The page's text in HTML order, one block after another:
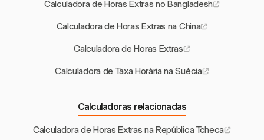
Calculadora de Horas Extras no Bangladesh
Calculadora de Horas Extras na China
Calculadora de Horas Extras
Calculadora de Taxa Horária na Suécia
Calculadoras relacionadas
Calculadora de Horas Extras na República Tcheca